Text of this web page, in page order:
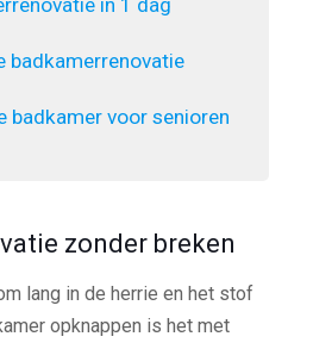
badkamerrenovatie
badkamer voor senioren
zonder breken
lang in de herrie en het stof
opknappen is het met